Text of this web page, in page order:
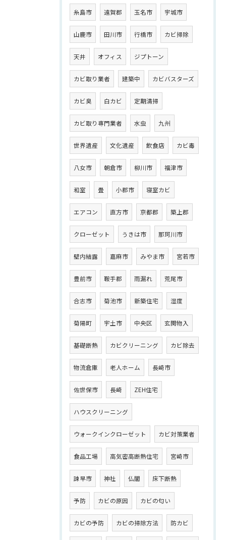
糸島市 遠賀郡 玉名市 宇城市
山鹿市 田川市 行橋市 カビ掃除
天井 オフィス ジプトーン
カビ取り業者 建築中 カビバスターズ
カビ臭 白カビ 定期清掃
カビ取り専門業者 水虫 九州
世界遺産 文化遺産 飲食店 カビ毒
八女市 朝倉市 柳川市 福津市
和室 畳 小郡市 寝室カビ
エアコン 直方市 京都郡 築上郡
クローゼット うきは市 那珂川市
壁内結露 嘉麻市 みやま市 宮若市
豊前市 鞍手郡 雨漏れ 荒尾市
合志市 菊池市 新築住宅 湿度
菊陽町 宇土市 中央区 玄関物入
基礎断熱 カビクリーニング カビ除去
物流倉庫 老人ホーム 長崎市
佐世保市 長崎 ZEH住宅
ハウスクリーニング
ウォークインクローゼット カビ対策業者
食品工場 高気密高断熱住宅 宮崎市
諫早市 神社 仏閣 床下断熱
予防 カビの原因 カビの匂い
カビの予防 カビの掃除方法 防カビ